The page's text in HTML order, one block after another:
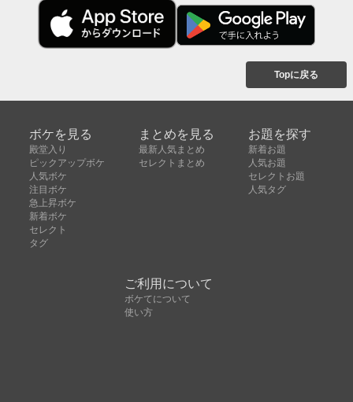
Topに戻る
ボケを見る
殿堂入り
ピックアップボケ
人気ボケ
注目ボケ
急上昇ボケ
新着ボケ
セレクト
タグ
まとめを見る
最新人気まとめ
セレクトまとめ
お題を探す
新着お題
人気お題
セレクトお題
人気タグ
ご利用について
ボケてについて
使い方